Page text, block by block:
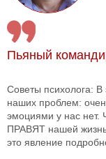
Пьяный
Советы психолога: В
наших проблем:
эмоциями у нас нет.
ПРАВЯТ нашей
это явление